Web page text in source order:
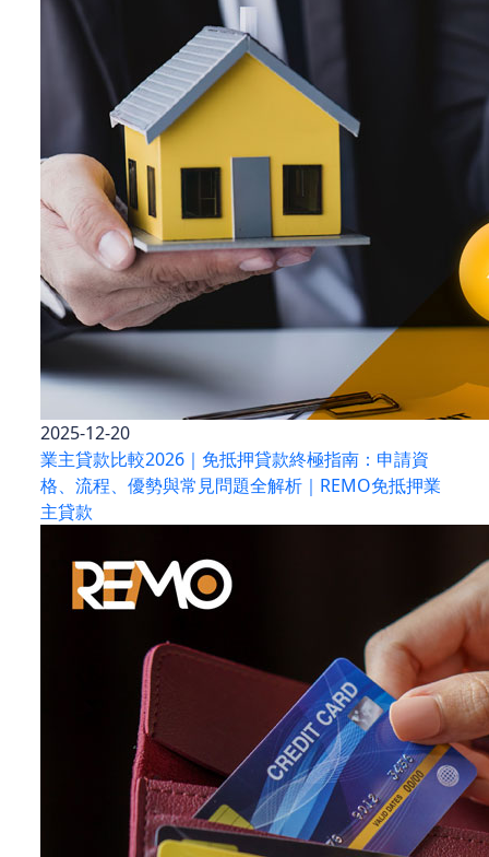
2025-12-20
業主貸款比較2026｜免抵押貸款終極指南：申請資
格、流程、優勢與常見問題全解析｜REMO免抵押業
主貸款